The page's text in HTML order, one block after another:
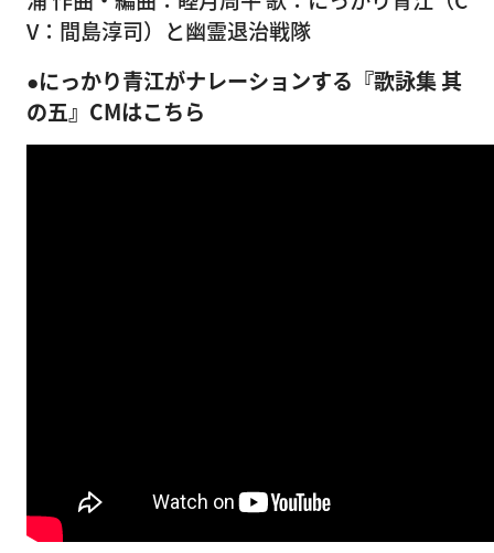
V：間島淳司）と幽霊退治戦隊
●にっかり青江がナレーションする『歌詠集 其
の五』CMはこちら